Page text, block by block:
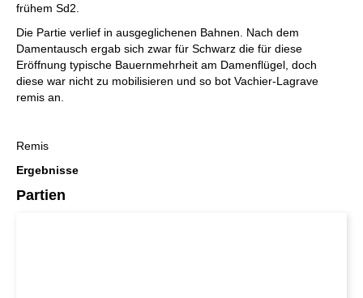
frühem Sd2.
Die Partie verlief in ausgeglichenen Bahnen. Nach dem
Damentausch ergab sich zwar für Schwarz die für diese
Eröffnung typische Bauernmehrheit am Damenflügel, doch
diese war nicht zu mobilisieren und so bot Vachier-Lagrave
remis an.
Remis
Ergebnisse
Partien